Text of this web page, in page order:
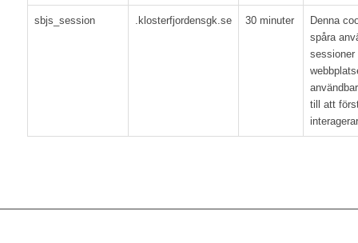
sbjs_session .klosterfjordensgk.se 30 minuter
Denna
spåra
sessioner
till att